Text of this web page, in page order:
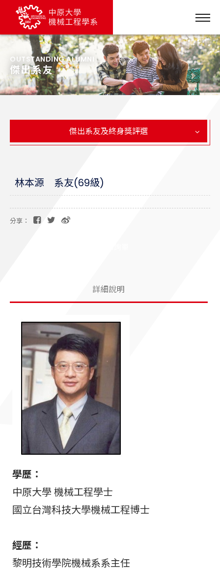
OUTSTANDING ALUMNI
傑出系友
傑出系友及終身獎評選
林本源 系友(69級)
分享：
詳細說明
學歷：
中原大學 機械工程學士
國立台灣科技大學機械工程博士
經歷：
黎明技術學院機械系系主任